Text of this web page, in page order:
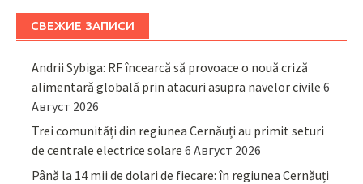
СВЕЖИЕ ЗАПИСИ
Andrii Sybiga: RF încearcă să provoace o nouă criză
alimentară globală prin atacuri asupra navelor civile 6
Август 2026
Trei comunități din regiunea Cernăuți au primit seturi
de centrale electrice solare 6 Август 2026
Până la 14 mii de dolari de fiecare: în regiunea Cernăuți